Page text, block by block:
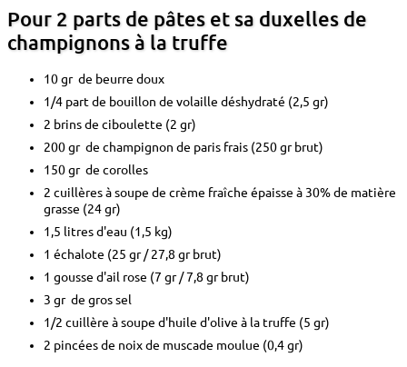
Pour 2 parts de pâtes et sa duxelles de
champignons à la truffe
10 gr de beurre doux
1/4 part de bouillon de volaille déshydraté (2,5 gr)
2 brins de ciboulette (2 gr)
200 gr de champignon de paris frais (250 gr brut)
150 gr de corolles
2 cuillères à soupe de crème fraîche épaisse à 30% de matière
grasse (24 gr)
1,5 litres d'eau (1,5 kg)
1 échalote (25 gr / 27,8 gr brut)
1 gousse d'ail rose (7 gr / 7,8 gr brut)
3 gr de gros sel
1/2 cuillère à soupe d'huile d'olive à la truffe (5 gr)
2 pincées de noix de muscade moulue (0,4 gr)